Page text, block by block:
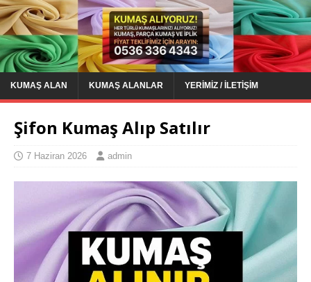
KUMAŞ ALAN KUMAŞ ALANLAR YERIMIZ / İLETIŞIM
Şifon Kumaş Alıp Satılır
7 Haziran 2026 admin